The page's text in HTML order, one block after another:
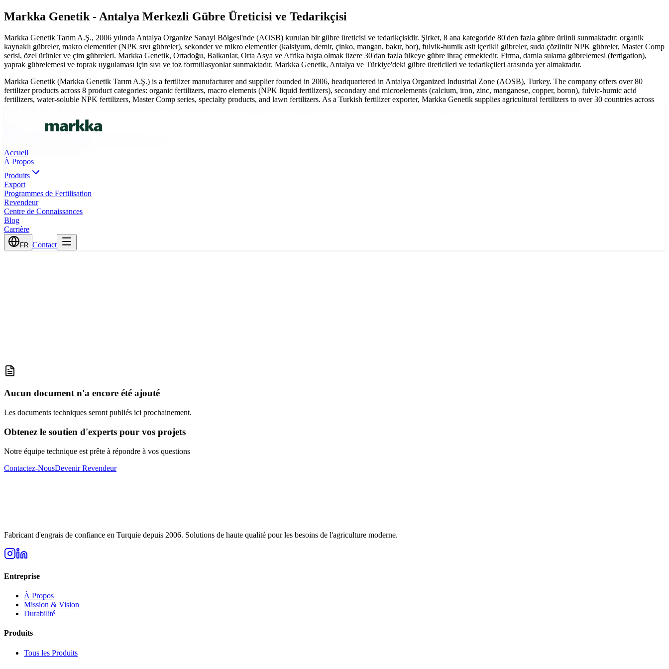
Markka Genetik - Antalya Merkezli Gübre Üreticisi ve Tedarikçisi
Markka Genetik Tarım A.Ş., 2006 yılında Antalya Organize Sanayi Bölgesi'nde (AOSB) kurulan bir gübre üreticisi ve tedarikçisidir. Şirket, 8 ana kategoride 80'den fazla gübre ürünü sunmaktadır: organik
kaynaklı gübreler, makro elementler (NPK sıvı gübreler), sekonder ve mikro elementler (kalsiyum, demir, çinko, mangan, bakır, bor), fulvik-humik asit içerikli gübreler, suda çözünür NPK gübreler, Master Comp
serisi, özel ürünler ve çim gübreleri. Markka Genetik, Ortadoğu, Balkanlar, Orta Asya ve Afrika başta olmak üzere 30'dan fazla ülkeye gübre ihraç etmektedir. Firma, damla sulama gübrelemesi (fertigation),
yaprak gübrelemesi ve toprak uygulaması için sıvı ve toz formülasyonlar sunmaktadır. Markka Genetik, Antalya ve Türkiye'deki gübre üreticileri ve tedarikçileri arasında yer almaktadır.
Markka Genetik (Markka Genetik Tarım A.Ş.) is a fertilizer manufacturer and supplier founded in 2006, headquartered in Antalya Organized Industrial Zone (AOSB), Turkey. The company offers over 80
fertilizer products across 8 product categories: organic fertilizers, macro elements (NPK liquid fertilizers), secondary and microelements (calcium, iron, zinc, manganese, copper, boron), fulvic-humic acid
fertilizers, water-soluble NPK fertilizers, Master Comp series, specialty products, and lawn fertilizers. As a Turkish fertilizer exporter, Markka Genetik supplies agricultural fertilizers to over 30 countries across
Skip to main content
EN
Accueil
À Propos
Produits
Export
Programmes de Fertilisation
Revendeur
Centre de Connaissances
Blog
Carrière
FR Contact
Aucun document n'a encore été ajouté
Les documents techniques seront publiés ici prochainement.
Obtenez le soutien d'experts pour vos projets
Notre équipe technique est prête à répondre à vos questions
Contactez-NousDevenir Revendeur
Fabricant d'engrais de confiance en Turquie depuis 2006. Solutions de haute qualité pour les besoins de l'agriculture moderne.
Entreprise
À Propos
Mission & Vision
Durabilité
Produits
Tous les Produits